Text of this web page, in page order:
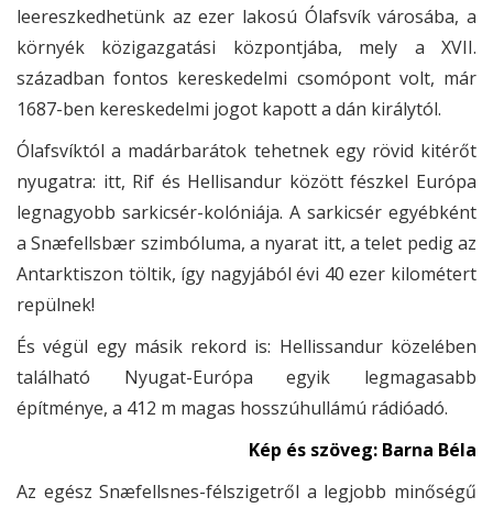
leereszkedhetünk az ezer lakosú Ólafsvík városába, a
környék közigazgatási központjába, mely a XVII.
században fontos kereskedelmi csomópont volt, már
1687-ben kereskedelmi jogot kapott a dán királytól.
Ólafsvíktól a madárbarátok tehetnek egy rövid kitérőt
nyugatra: itt, Rif és Hellisandur között fészkel Európa
legnagyobb sarkicsér-kolóniája. A sarkicsér egyébként
a Snæfellsbær szimbóluma, a nyarat itt, a telet pedig az
Antarktiszon töltik, így nagyjából évi 40 ezer kilométert
repülnek!
És végül egy másik rekord is: Hellissandur közelében
található Nyugat-Európa egyik legmagasabb
építménye, a 412 m magas hosszúhullámú rádióadó.
Kép és szöveg: Barna Béla
Az egész Snæfellsnes-félszigetről a legjobb minőségű